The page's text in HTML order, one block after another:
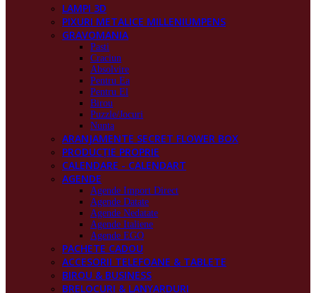
LAMPI 3D
PIXURI METALICE MILLENIUMPENS
GRAVOMANIA
Pasti
Craciun
Absolvire
Pentru Ea
Pentru El
Birou
Puzzle/Jocuri
Nunta
ARANJAMENTE SECRET FLOWER BOX
PRODUCŢIE PROPRIE
CALENDARE - CALENDART
AGENDE
Agende Import Direct
Agende Datate
Agende Nedatate
Agende Italiene
Agende EGO
PACHETE CADOU
ACCESORII TELEFOANE & TABLETE
BIROU & BUSINESS
BRELOCURI & LANYARDURI